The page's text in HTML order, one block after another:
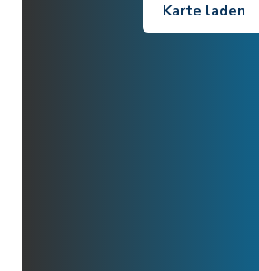
Karte laden